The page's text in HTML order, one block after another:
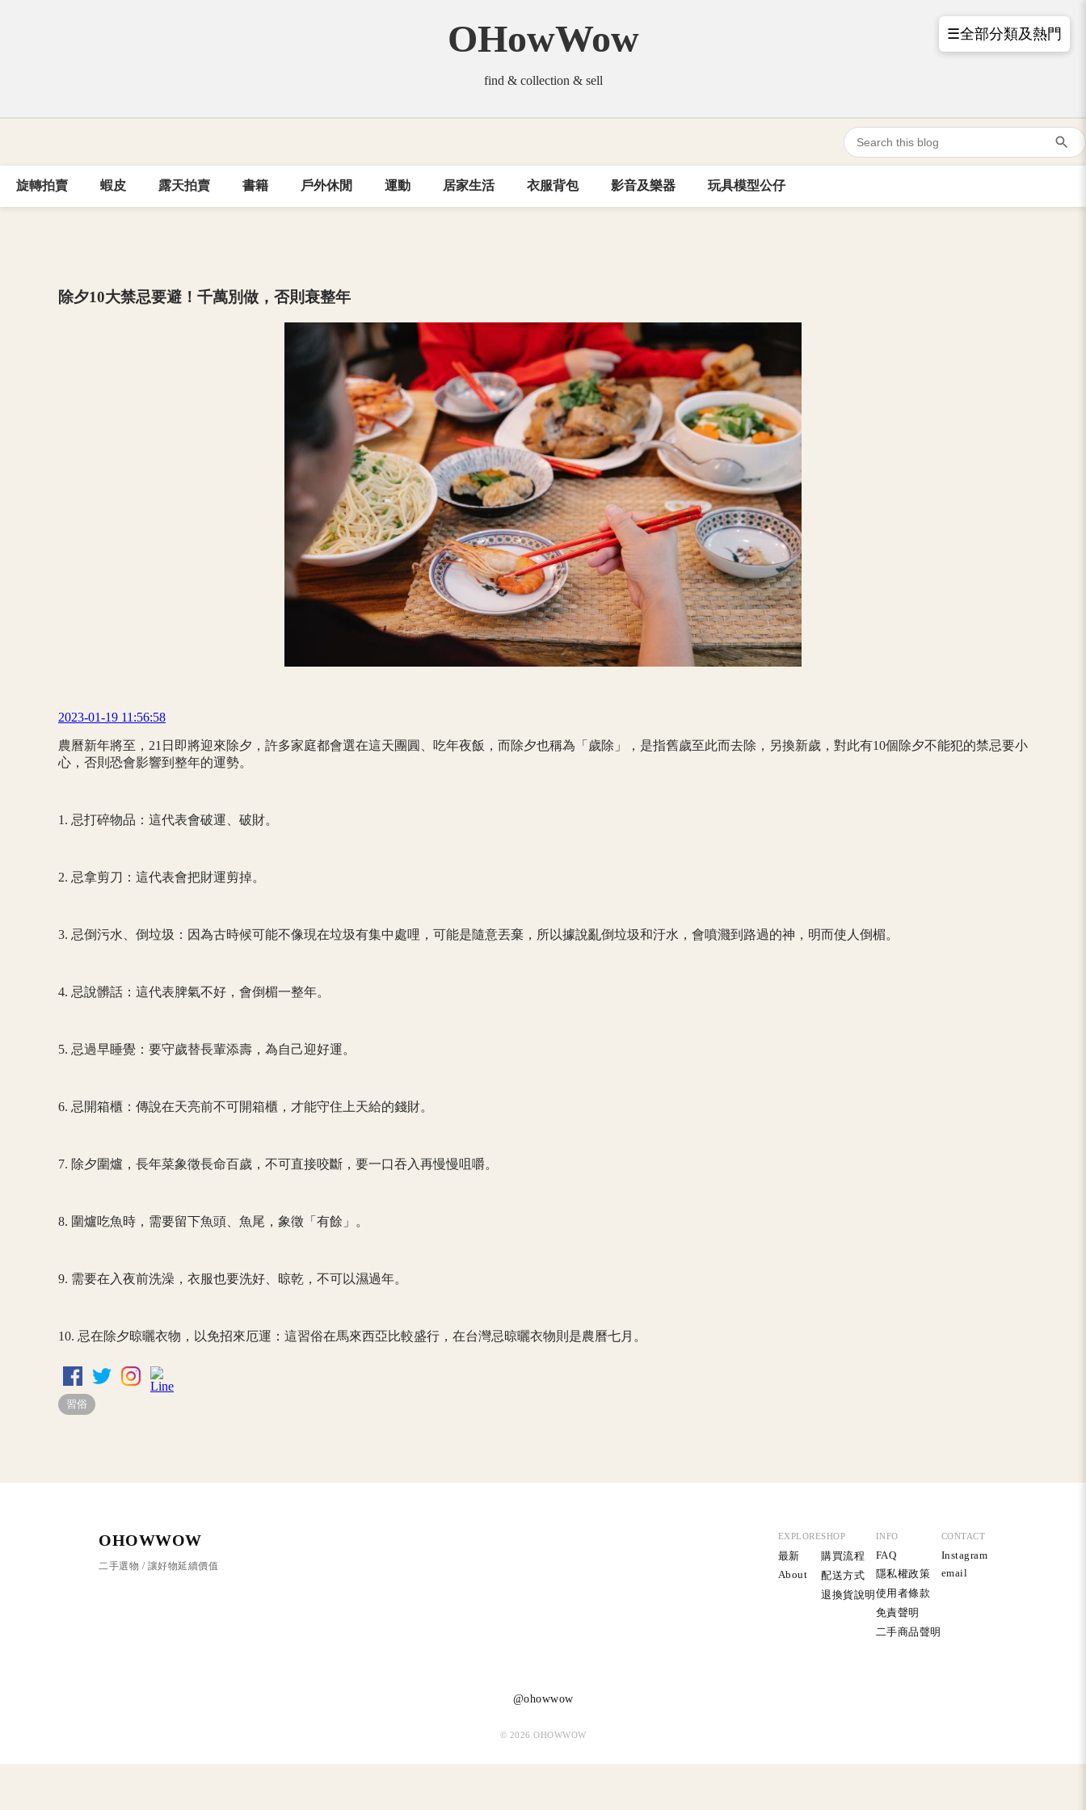
OHowWow
find & collection & sell
☰全部分類及熱門
旋轉拍賣 蝦皮 露天拍賣 書籍 戶外休閒 運動 居家生活 衣服背包 影音及樂器 玩具模型公仔
除夕10大禁忌要避！千萬別做，否則衰整年
2023-01-19 11:56:58
農曆新年將至，21日即將迎來除夕，許多家庭都會選在這天團圓、吃年夜飯，而除夕也稱為「歲除」，是指舊歲至此而去除，另換新歲，對此有10個除夕不能犯的禁忌要小
心，否則恐會影響到整年的運勢。
1. 忌打碎物品：這代表會破運、破財。
2. 忌拿剪刀：這代表會把財運剪掉。
3. 忌倒污水、倒垃圾：因為古時候可能不像現在垃圾有集中處哩，可能是隨意丟棄，所以據說亂倒垃圾和汙水，會噴濺到路過的神，明而使人倒楣。
4. 忌說髒話：這代表脾氣不好，會倒楣一整年。
5. 忌過早睡覺：要守歲替長輩添壽，為自己迎好運。
6. 忌開箱櫃：傳說在天亮前不可開箱櫃，才能守住上天給的錢財。
7. 除夕圍爐，長年菜象徵長命百歲，不可直接咬斷，要一口吞入再慢慢咀嚼。
8. 圍爐吃魚時，需要留下魚頭、魚尾，象徵「有餘」。
9. 需要在入夜前洗澡，衣服也要洗好、晾乾，不可以濕過年。
10. 忌在除夕晾曬衣物，以免招來厄運：這習俗在馬來西亞比較盛行，在台灣忌晾曬衣物則是農曆七月。
習俗
OHOWWOW
二手選物 / 讓好物延續價值
EXPLORE
最新
About
SHOP
購買流程
配送方式
退換貨說明
INFO
FAQ
隱私權政策
使用者條款
免責聲明
二手商品聲明
CONTACT
Instagram
email
@ohowwow
© 2026 OHOWWOW